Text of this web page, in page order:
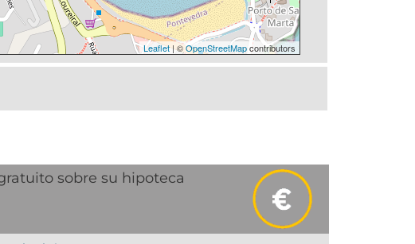
Leaflet| ©OpenStreetMapcontributors
sobre su hipoteca